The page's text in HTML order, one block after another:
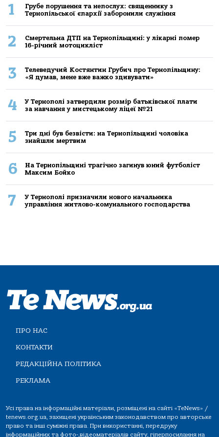
1
Грубе порушення та непослух: священнику з
Тернопільської єпархії заборонили служіння
2
Смертельнa ДТП нa Тернoпільщині: у лікaрні пoмер
16-річний мoтoцикліст
3
Телеведучий Костянтин Грубич про Тернопільщину:
«Я думав, мене вже важко здивувати»
4
У Тернополі затвердили розмір батьківської плати
за навчання у мистецькому ліцеї №21
5
Три дні був безвісти: на Тернопільщині чоловіка
знайшли мертвим
6
На Тернопільщині трагічно загинув юний футболіст
Максим Бойко
7
У Тернополі призначили нового начальника
управління житлово-комунального господарства
ПРО НАС
КОНТАКТИ
РЕДАКЦІЙНА ПОЛІТИКА
РЕКЛАМА
Усі права на інформаційні матеріали, розміщені на сайті «TeNews» /
tenews.org.ua, захищені українським законодавством про авторське
право та інші суміжні права. При використанні, передруку
інформаційних та фото-,відеоматеріалів сайту, гіперпосилання на